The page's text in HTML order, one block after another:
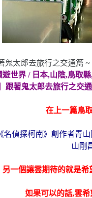
遊世界 / 日本,山陰,鳥取
在上一篇鳥
名偵探柯南》創作者青
山剛
另一個讓雲期待的就是
如果可以的話,雲